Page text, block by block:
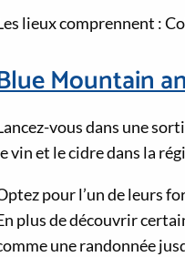
lieux comprennent :
Mountain
vous dans une
vin et le cidre dans la
pour l’un de leurs
plus de découvrir
une randonnée